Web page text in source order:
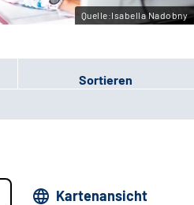
Quelle:Isabella Nadobny
Sortieren
Kartenansicht